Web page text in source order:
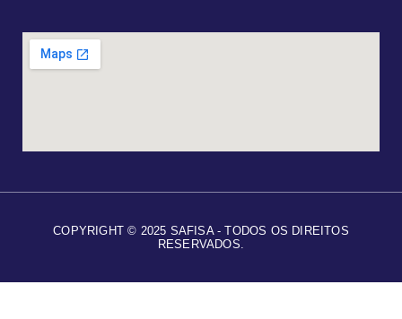
COPYRIGHT © 2025 SAFISA - TODOS OS DIREITOS
RESERVADOS.